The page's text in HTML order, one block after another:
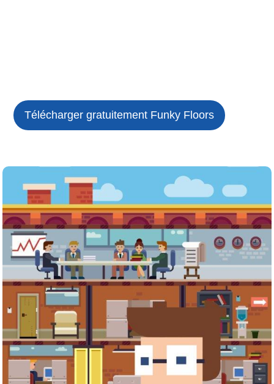
Télécharger gratuitement Funky Floors